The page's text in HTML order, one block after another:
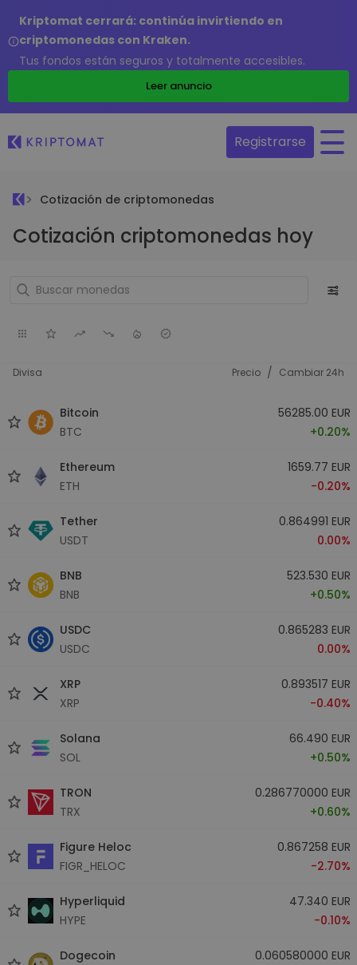
Kriptomat cerrará: continúa invirtiendo en
criptomonedas con Kraken.
Tus fondos están seguros y totalmente accesibles.
Leer anuncio
Registrarse
Cotización de criptomonedas
Cotización criptomonedas hoy
Divisa Precio / Cambiar 24h
Bitcoin
BTC
56285.00 EUR
+0.20%
Ethereum
ETH
1659.77 EUR
-0.20%
Tether
USDT
0.864991 EUR
0.00%
BNB
BNB
523.530 EUR
+0.50%
USDC
USDC
0.865283 EUR
0.00%
XRP
XRP
0.893517 EUR
-0.40%
Solana
SOL
66.490 EUR
+0.50%
TRON
TRX
0.286770000 EUR
+0.60%
Figure Heloc
FIGR_HELOC
0.867258 EUR
-2.70%
Hyperliquid
HYPE
47.340 EUR
-0.10%
Dogecoin
0.060580000 EUR